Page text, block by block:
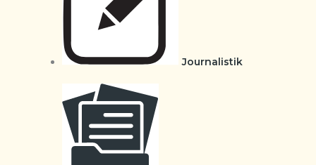
Journalistik